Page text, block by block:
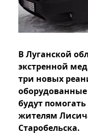
В Луганской
экстренной
три новых
будут
жителям
Старобельска.